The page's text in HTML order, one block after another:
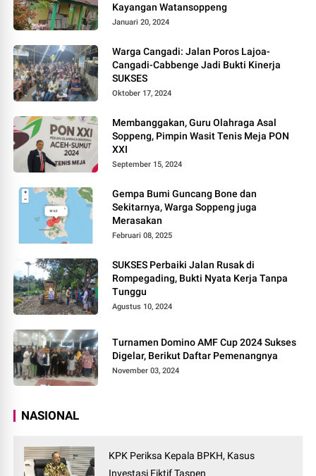
Kayangan Watansoppeng
Januari 20, 2024
Warga Cangadi: Jalan Poros Lajoa-
Cangadi-Cabbenge Jadi Bukti Kinerja
SUKSES
Oktober 17, 2024
Membanggakan, Guru Olahraga Asal
Soppeng, Pimpin Wasit Tenis Meja PON
XXI
September 15, 2024
Gempa Bumi Guncang Bone dan
Sekitarnya, Warga Soppeng juga
Merasakan
Februari 08, 2025
SUKSES Perbaiki Jalan Rusak di
Rompegading, Bukti Nyata Kerja Tanpa
Tunggu
Agustus 10, 2024
Turnamen Domino AMF Cup 2024 Sukses
Digelar, Berikut Daftar Pemenangnya
November 03, 2024
NASIONAL
KPK Periksa Kepala BPKH, Kasus
Investasi Fiktif Taspen